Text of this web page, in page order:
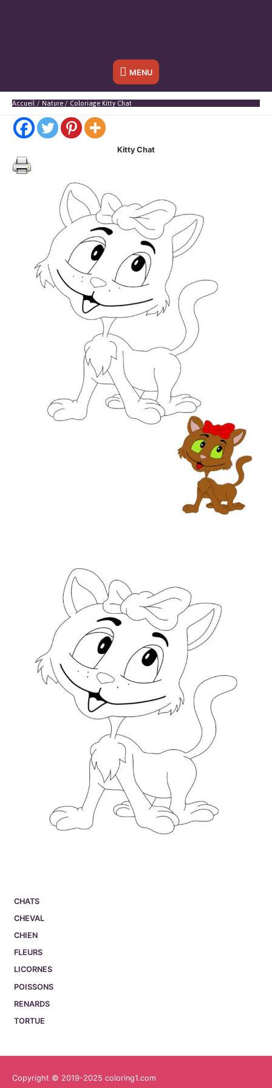
Sous
l'en-
MENU
Accueil Nature Coloriage Kitty Chat
CHATS
CHEVAL
CHIEN
FLEURS
LICORNES
POISSONS
RENARDS
TORTUE
Kitty Chat
Copyright © 2019-2025 coloring1.com